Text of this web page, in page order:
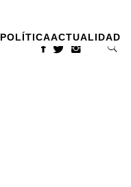
POLÍTICAACTUALIDAD